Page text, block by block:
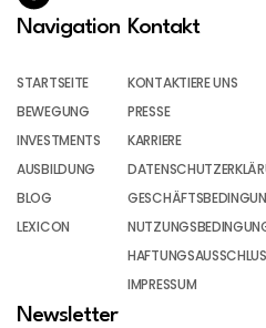
Navigation
STARTSEITE
BEWEGUNG
INVESTMENTS
AUSBILDUNG
BLOG
LEXICON
Kontakt
KONTAKTIERE UNS
PRESSE
KARRIERE
IMPRESSUM
Newsletter